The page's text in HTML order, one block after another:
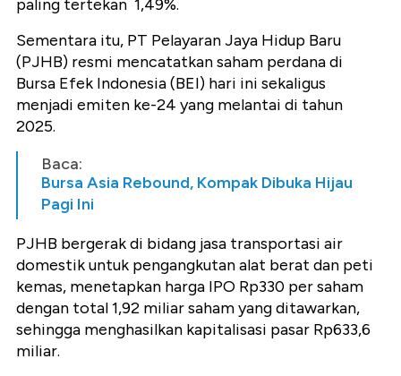
paling tertekan 1,49%.
Sementara itu, PT Pelayaran Jaya Hidup Baru
(PJHB) resmi mencatatkan saham perdana di
Bursa Efek Indonesia (BEI) hari ini sekaligus
menjadi emiten ke-24 yang melantai di tahun
2025.
Baca:
Bursa Asia Rebound, Kompak Dibuka Hijau
Pagi Ini
PJHB bergerak di bidang jasa transportasi air
domestik untuk pengangkutan alat berat dan peti
kemas, menetapkan harga IPO Rp330 per saham
dengan total 1,92 miliar saham yang ditawarkan,
sehingga menghasilkan kapitalisasi pasar Rp633,6
miliar.